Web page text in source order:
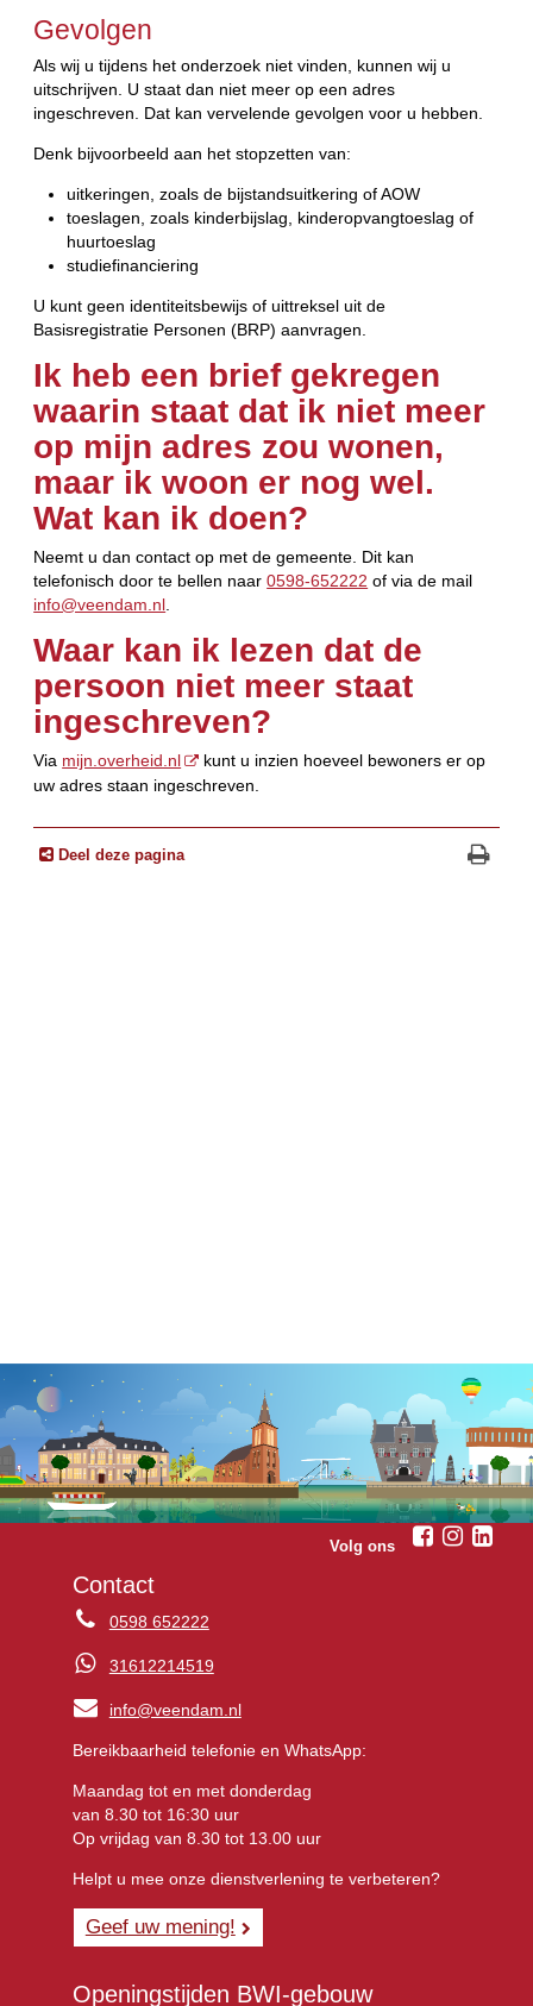
Gevolgen
Als wij u tijdens het onderzoek niet vinden, kunnen wij u
uitschrijven. U staat dan niet meer op een adres
ingeschreven. Dat kan vervelende gevolgen voor u hebben.
Denk bijvoorbeeld aan het stopzetten van:
uitkeringen, zoals de bijstandsuitkering of AOW
toeslagen, zoals kinderbijslag, kinderopvangtoeslag of
huurtoeslag
studiefinanciering
U kunt geen identiteitsbewijs of uittreksel uit de
Basisregistratie Personen (BRP) aanvragen.
Ik heb een brief gekregen
waarin staat dat ik niet meer
op mijn adres zou wonen,
maar ik woon er nog wel.
Wat kan ik doen?
Neemt u dan contact op met de gemeente. Dit kan
telefonisch door te bellen naar0598-652222 of via de mail
info@veendam.nl
Waar kan ik lezen dat de
persoon niet meer staat
ingeschreven?
Via mijn.overheid.nl
kunt u inzien hoeveel bewoners er op
uw adres staan ingeschreven.
Deel deze pagina
Volg ons
Contact
0598 652222
31612214519
info@veendam.nl
Bereikbaarheid telefonie en WhatsApp:
Maandag tot en met donderdag
van 8.30 tot 16:30 uur
Op vrijdag van 8.30 tot 13.00 uur
Helpt u mee onze dienstverlening te verbeteren?
Geef uw mening!
Openingstijden BWI-gebouw